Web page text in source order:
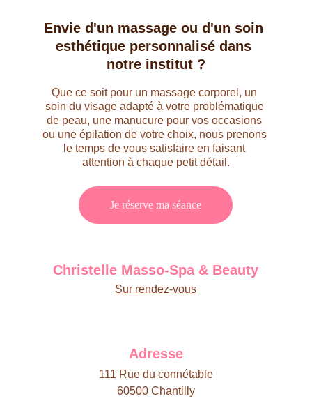
Que ce soit pour un massage corporel, un
soin du visage adapté à votre problématique
de peau, une manucure pour vos occasions
ou une épilation de votre choix, nous prenons
le temps de vous satisfaire en faisant
attention à chaque petit détail.
Je réserve ma séance
Envie d'un massage ou d'un soin
esthétique personnalisé dans
notre institut ?
111 Rue du connétable
Christelle Masso-Spa & Beauty
Adresse
Sur rendez-vous
60500 Chantilly